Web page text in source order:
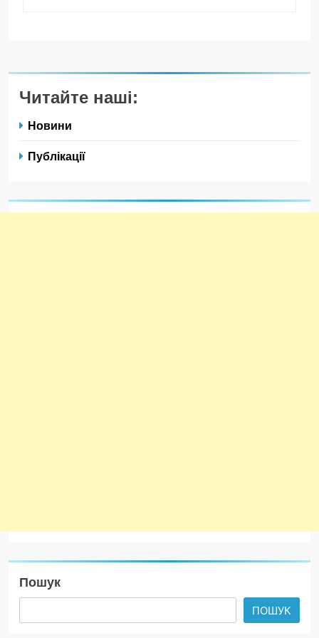
Читайте наші:
Новини
Публікації
Пошук
ПОШУК